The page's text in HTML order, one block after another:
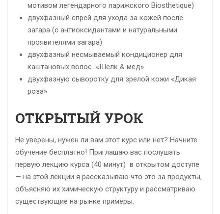
мотивом легендарного парижского Biosthetique)
двухфазный спрей для ухода за кожей после
загара (с антиоксидантами и натуральными
проявителями загара)
двухфазный несмываемый кондиционер для
каштановых волос «Шелк & мед»
двухфазную сыворотку для зрелой кожи «Дикая
роза»
ОТКРЫТЫЙ УРОК
Не уверены, нужен ли вам этот курс или нет? Начните
обучение бесплатно! Приглашаю вас послушать
первую лекцию курса (40 минут) в открытом доступе
— на этой лекции я рассказываю что это за продукты,
объясняю их химическую структуру и рассматриваю
существующие на рынке примеры.